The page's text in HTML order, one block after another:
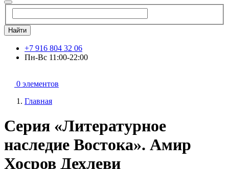
Найти
+7 916 804 32 06
Пн-Вс 11:00-22:00
0 элементов
Главная
Серия «Литературное
наследие Востока». Амир
Хосров Дехлеви